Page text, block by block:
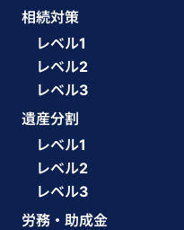
相続対策
レベル1
レベル2
レベル3
遺産分割
レベル1
レベル2
レベル3
労務・助成金